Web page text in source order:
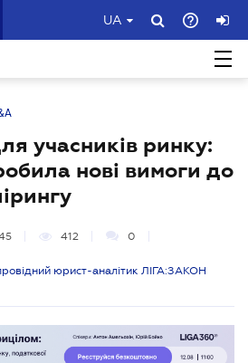
UA
учасників ринку:
нові вимоги до
412 0
юрист-аналітик ЛІГА:ЗАКОН